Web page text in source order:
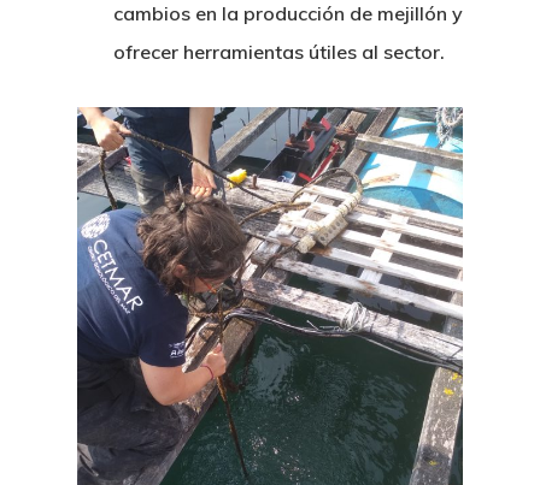
cambios en la producción de mejillón y
ofrecer herramientas útiles al sector.